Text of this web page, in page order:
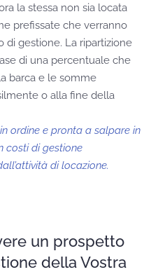
la stessa non sia locata
prefissate che verranno
di gestione. La ripartizione
di una percentuale che
barca e le somme
o alla fine della
ordine e pronta a salpare in
costi di gestione
di locazione.
un prospetto
della Vostra